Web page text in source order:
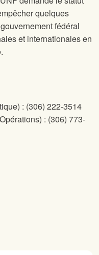
quelques
fédéral
et internationales en
: (306) 222-3514
: (306) 773-